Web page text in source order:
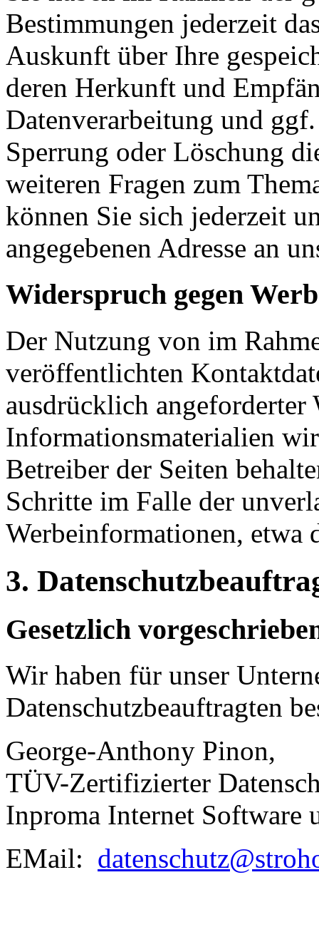
Bestimmungen jederzeit
Auskunft über Ihre
deren Herkunft und
Datenverarbeitung und
Sperrung oder Löschung
weiteren Fragen zum
können Sie sich jederzeit
angegebenen Adresse an
Widerspruch gegen
Der Nutzung von im
veröffentlichten
ausdrücklich angeforderter
Informationsmaterialien
Betreiber der Seiten
Schritte im Falle der
Werbeinformationen, etwa
3.
Gesetzlich
Wir haben für unser
Datenschutzbeauftragten
George-Anthony Pinon,
TÜV-Zertifizierter
Inproma Internet Software
EMail: